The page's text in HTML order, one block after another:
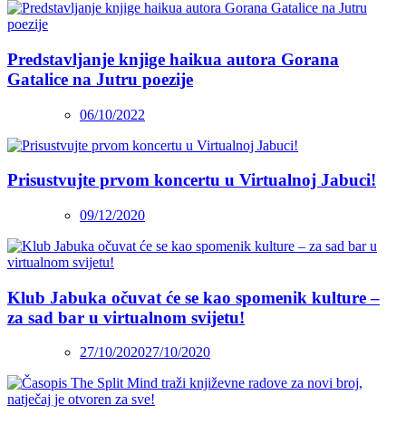
Predstavljanje knjige haikua autora Gorana
Gatalice na Jutru poezije
06/10/2022
Prisustvujte prvom koncertu u Virtualnoj Jabuci!
09/12/2020
Klub Jabuka očuvat će se kao spomenik kulture –
za sad bar u virtualnom svijetu!
27/10/202027/10/2020